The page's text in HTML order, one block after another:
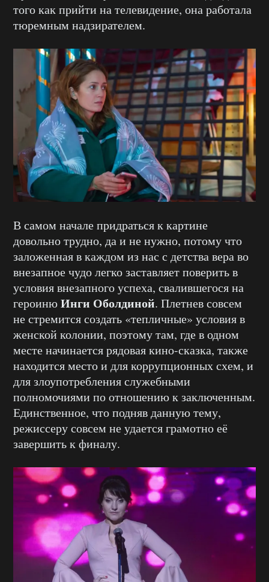
того как прийти на телевидение, она работала
тюремным надзирателем.
В самом начале придраться к картине
довольно трудно, да и не нужно, потому что
заложенная в каждом из нас с детства вера во
внезапное чудо легко заставляет поверить в
условия внезапного успеха, свалившегося на
героинюИнги Оболдиной. Плетнев совсем
не стремится создать «тепличные» условия в
женской колонии, поэтому там, где в одном
месте начинается рядовая кино-сказка, также
находится место и для коррупционных схем, и
для злоупотребления служебными
полномочиями по отношению к заключенным.
Единственное, что подняв данную тему,
режиссеру совсем не удается грамотно её
завершить к финалу.